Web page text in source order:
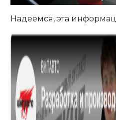
Надеемся, эта